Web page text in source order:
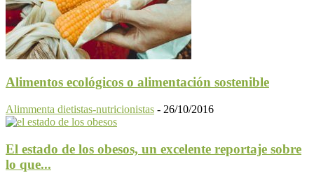
Alimentos ecológicos o alimentación sostenible
Alimmenta dietistas-nutricionistas - 26/10/2016
El estado de los obesos, un excelente reportaje sobre
lo que...